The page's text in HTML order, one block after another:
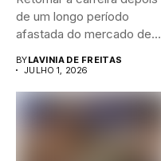
de um longo período
afastada do mercado de...
BYLAVINIA DE FREITAS
JULHO 1, 2026